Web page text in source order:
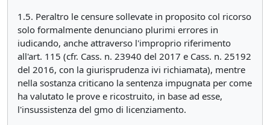
1.5. Peraltro le censure sollevate in proposito col ricorso
solo formalmente denunciano plurimi errores in
iudicando, anche attraverso l'improprio riferimento
all'art. 115 (cfr. Cass. n. 23940 del 2017 e Cass. n. 25192
del 2016, con la giurisprudenza ivi richiamata), mentre
nella sostanza criticano la sentenza impugnata per come
ha valutato le prove e ricostruito, in base ad esse,
l'insussistenza del gmo di licenziamento.